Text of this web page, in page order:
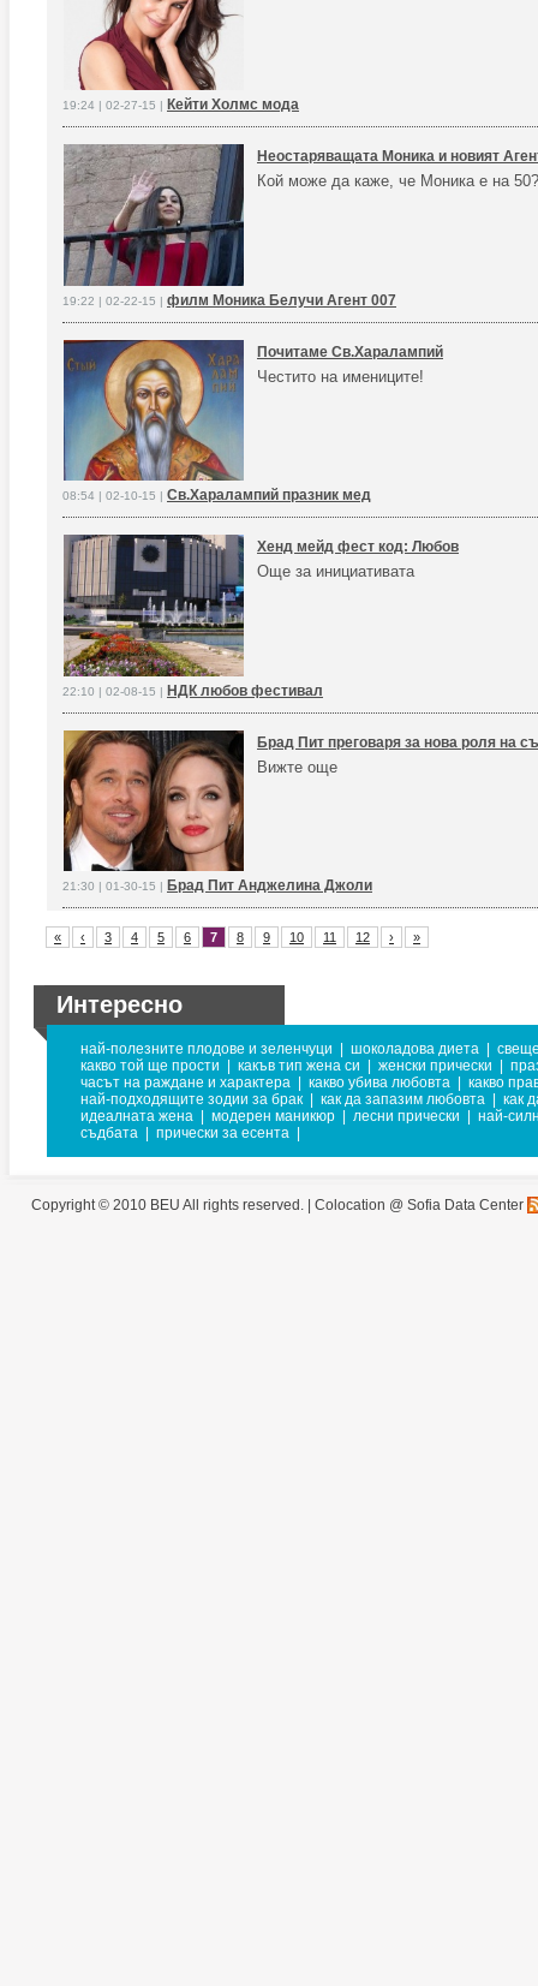
19:24 | 02-27-15 | Кейти Холмс мода
Неостаряващата Моника и новият
Кой може да каже, че Моника е на
19:22 | 02-22-15 | филм Моника Белучи Агент 007
Почитаме Св.Харалампий
Честито на имениците!
08:54 | 02-10-15 | Св.Харалампий празник мед
Хенд мейд фест код: Любов
Още за инициативата
22:10 | 02-08-15 | НДК любов фестивал
Брад Пит преговаря за нова роля на
Вижте още
21:30 | 01-30-15 | Брад Пит Анджелина Джоли
« ‹ 3 4 5 6 7 8 9 10 11 12 › »
Интересно
най-полезните плодове и зеленчуци шоколадова диета
какво той ще прости
какъв тип жена си женски прически
часът на раждане и характера
какво убива любовта
какво
най-подходящите зодии за брак
как да запазим любовта
как
идеалната жена
модерен маникюр лесни прически
най-
съдбата
прически за есента
Copyright © 2010 BEU All rights reserved. | Colocation @ Sofia Data Center